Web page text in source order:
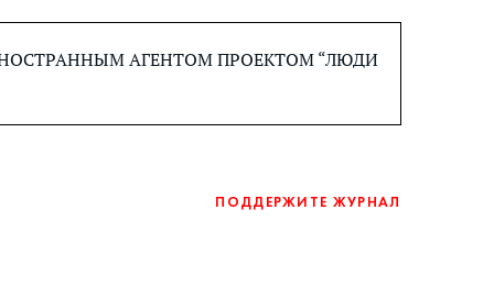
АГЕНТОМ ПРОЕКТОМ “ЛЮДИ
ПОДДЕРЖИТЕ ЖУРНАЛ